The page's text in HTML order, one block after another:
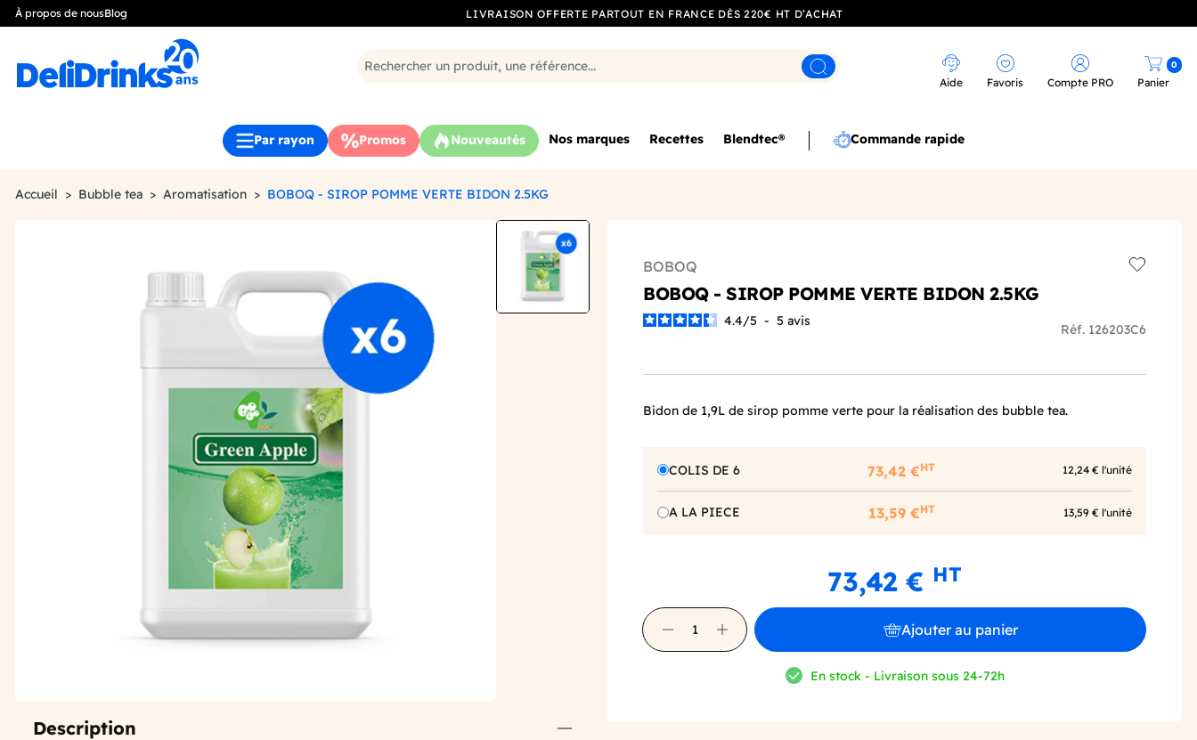
À propos de nousBlog LIVRAISON OFFERTE PARTOUT EN FRANCE DÈS 220€ HT D’ACHAT
Rechercher
Aide Favoris Compte PRO Panier
0
Par rayon Promos Nouveautés Nos marques Recettes Blendtec® Commande rapide
Accueil Bubble tea Aromatisation BOBOQ - SIROP POMME VERTE BIDON 2.5KG
Description
BOBOQ
BOBOQ - SIROP POMME VERTE BIDON 2.5KG
4.4/5 - 5 avis
Réf. 126203C6
Bidon de 1,9L de sirop pomme verte pour la réalisation des bubble tea.
COLIS DE 6 73,42 €HT 12,24 € l'unité
A LA PIECE 13,59 €HT 13,59 € l'unité
73,42 € HT
Ajouter au panier
En stock - Livraison sous 24-72h